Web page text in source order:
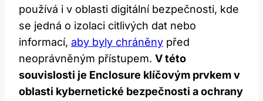
používá i v oblasti digitální bezpečnosti, kde
se jedná o izolaci citlivých dat nebo
informací, aby byly chráněny před
neoprávněným přístupem. V této
souvislosti je Enclosure klíčovým prvkem v
oblasti kybernetické bezpečnosti a ochrany